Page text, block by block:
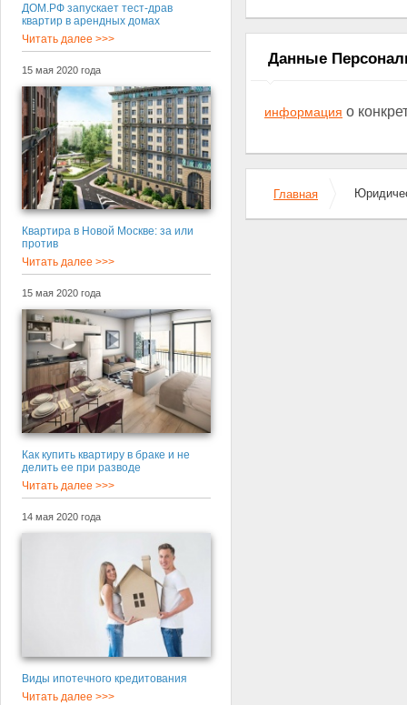
ДОМ.РФ запускает тест-драв
квартир в арендных домах
Читать далее >>>
15 мая 2020 года
Квартира в Новой Москве: за или
против
Читать далее >>>
15 мая 2020 года
Как купить квартиру в браке и не
делить ее при разводе
Читать далее >>>
14 мая 2020 года
Виды ипотечного кредитования
Читать далее >>>
Данные
информация о
Главная